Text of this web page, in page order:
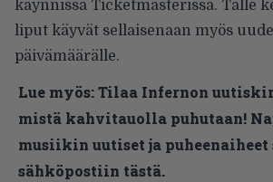
käynnissä Ticketmasterissa. Tälle
liput käyvät sellaisenaan myös
päivämäärälle.
Lue myös:Tilaa Infernon
mistä kahvitauolla puhutaan!
musiikin uutiset ja puheenaiheet
sähköpostiin tästä.